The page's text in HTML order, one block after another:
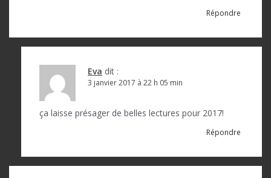
Répondre
Eva dit :
3 janvier 2017 à 22 h 05 min
ça laisse présager de belles lectures pour 2017!
Répondre